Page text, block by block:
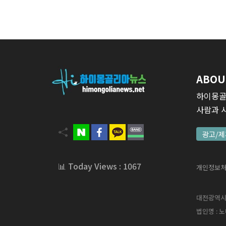
📊 Today Views : 1067
하이몽
사람과
광고/
개인정보
대전광역
법인명 :